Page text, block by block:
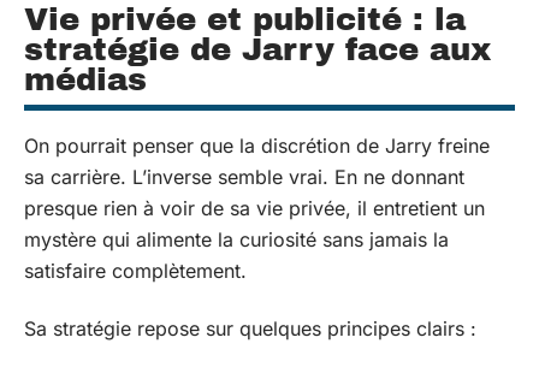
Vie privée et publicité : la
stratégie de Jarry face aux
médias
On pourrait penser que la discrétion de Jarry freine
sa carrière. L’inverse semble vrai. En ne donnant
presque rien à voir de sa vie privée, il entretient un
mystère qui alimente la curiosité sans jamais la
satisfaire complètement.
Sa stratégie repose sur quelques principes clairs :